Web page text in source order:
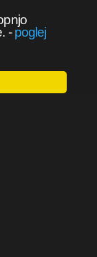
-poglej